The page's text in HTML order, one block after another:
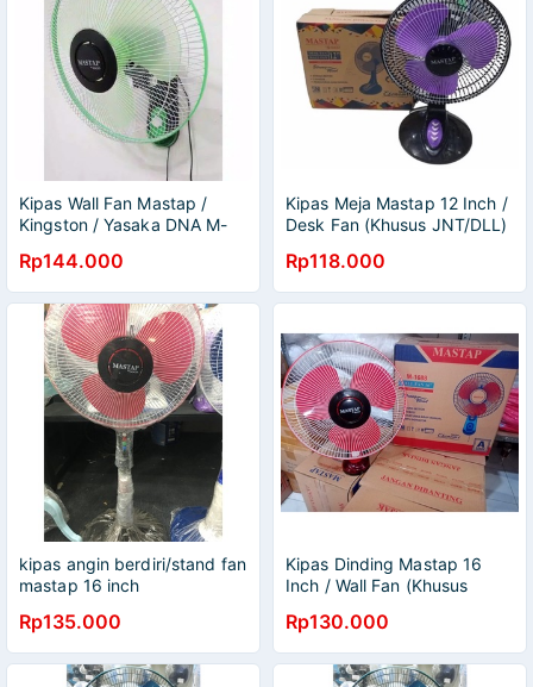
Kipas Wall Fan Mastap /
Kingston / Yasaka DNA M-
Rp144.000
Kipas Meja Mastap 12 Inch /
Desk Fan (Khusus JNT/DLL)
Rp118.000
kipas angin berdiri/stand fan
mastap 16 inch
Rp135.000
Kipas Dinding Mastap 16
Inch / Wall Fan (Khusus
Rp130.000